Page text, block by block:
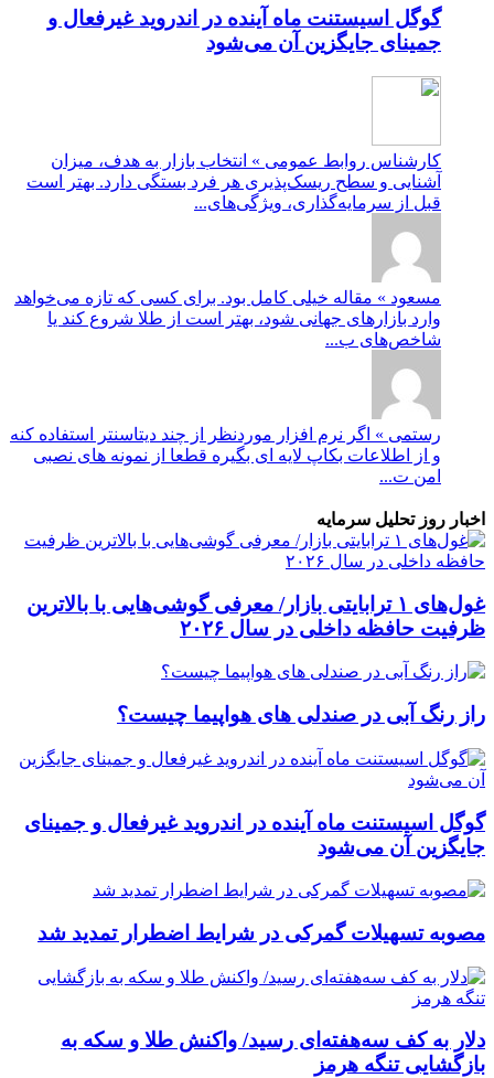
گوگل اسیستنت ماه آینده در اندروید غیرفعال و
جمینای جایگزین آن می‌شود
کارشناس روابط عمومی » انتخاب بازار به هدف، میزان
آشنایی و سطح ریسک‌پذیری هر فرد بستگی دارد. بهتر است
قبل از سرمایه‌گذاری، ویژگی‌های...
مسعود » مقاله خیلی کامل بود. برای کسی که تازه می‌خواهد
وارد بازارهای جهانی شود، بهتر است از طلا شروع کند یا
شاخص‌های ب...
رستمی » اگر نرم افزار موردنظر از چند دیتاسنتر استفاده کنه
و از اطلاعات بکاپ لایه ای بگیره قطعا از نمونه های نصبی
امن ت...
اخبار روز تحلیل سرمایه
غول‌های ۱ ترابایتی بازار/ معرفی گوشی‌هایی با بالاترین
ظرفیت حافظه داخلی در سال ۲۰۲۶
راز رنگ آبی در صندلی های هواپیما چیست؟
گوگل اسیستنت ماه آینده در اندروید غیرفعال و جمینای
جایگزین آن می‌شود
مصوبه تسهیلات گمرکی در شرایط اضطرار تمدید شد
دلار به کف سه‌هفته‌ای رسید/ واکنش طلا و سکه به
بازگشایی تنگه هرمز